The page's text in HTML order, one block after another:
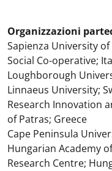
Organizzazioni
Sapienza University
Social Co-operative;
Loughborough
Linnaeus University;
Research Innovation
of Patras; Greece
Cape Peninsula
Hungarian Academy
Research Centre;